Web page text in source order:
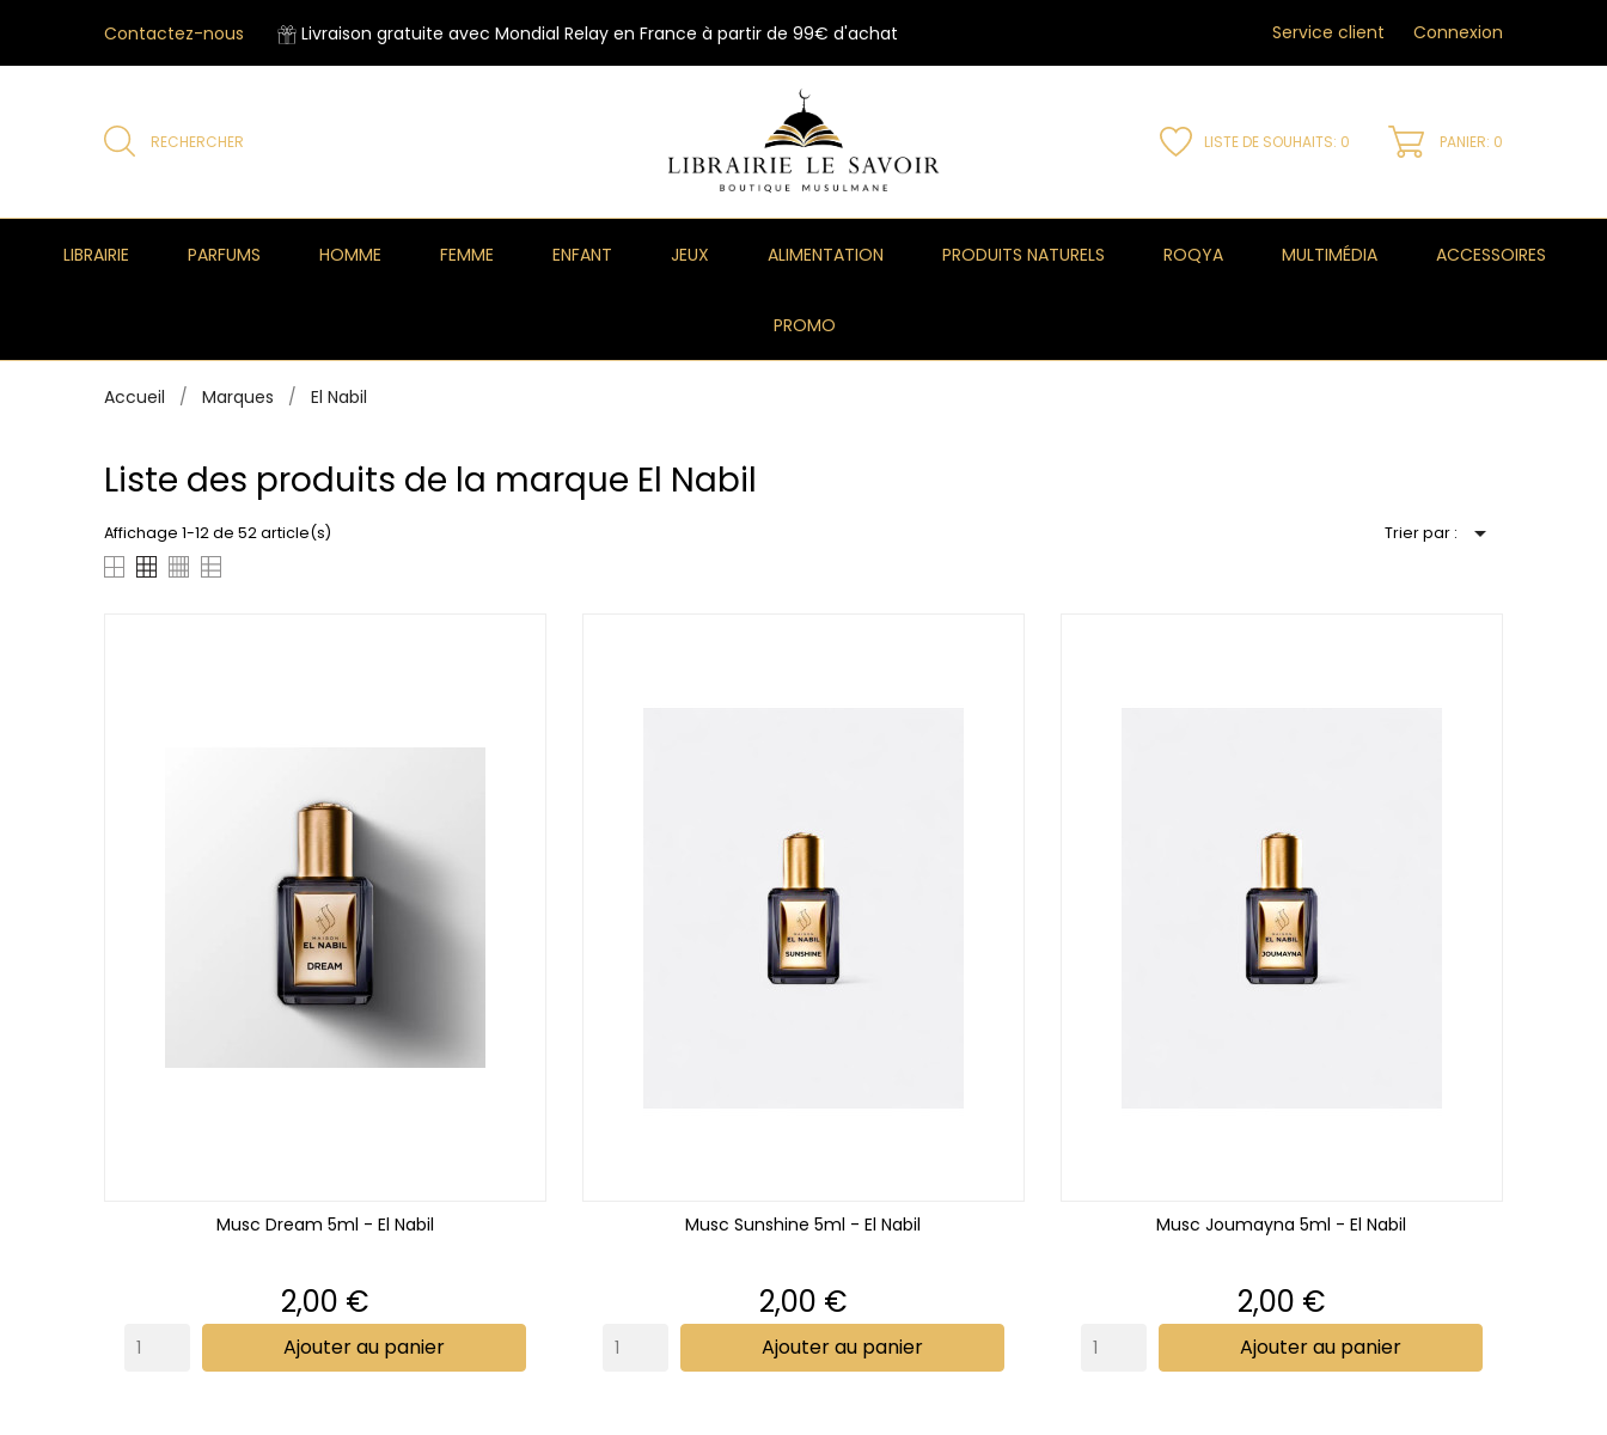
Contactez-nous Livraison gratuite avec Mondial Relay en France à partir de 99€ d'achat Service client Connexion
RECHERCHER LISTE DE SOUHAITS: 0 PANIER: 0
LIBRAIRIE PARFUMS HOMME FEMME ENFANT JEUX ALIMENTATION PRODUITS NATURELS ROQYA MULTIMÉDIA ACCESSOIRES
PROMO
Accueil Marques El Nabil
Liste des produits de la marque El Nabil
Affichage 1-12 de 52 article(s) Trier par : 
Musc Dream 5ml - El Nabil
Prix
2,00 €
Ajouter au panier
Musc Sunshine 5ml - El Nabil
Prix
2,00 €
Ajouter au panier
Musc Joumayna 5ml - El Nabil
Prix
2,00 €
Ajouter au panier